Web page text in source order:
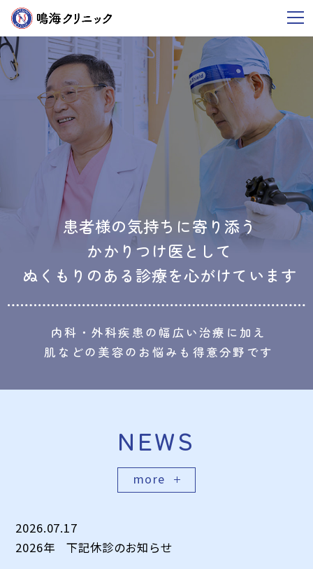
患者様の気持ちに寄り添う
かかりつけ医として
ぬくもりのある診療を心がけています
内科・外科疾患の幅広い治療に加え
肌などの美容のお悩みも得意分野です
NEWS
more
2026.07.17
2026年 下記休診のお知らせ